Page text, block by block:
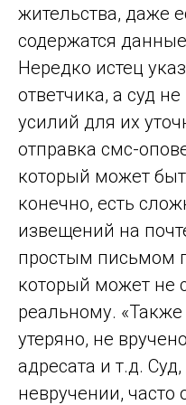
жительства, даже
содержатся
Нередко истец
ответчика, а суд
усилий для их
отправка смс-
который может
конечно, есть
извещений на
простым письмом
который может не
реальному.
утеряно, не
адресата и т.д.
невручении, часто